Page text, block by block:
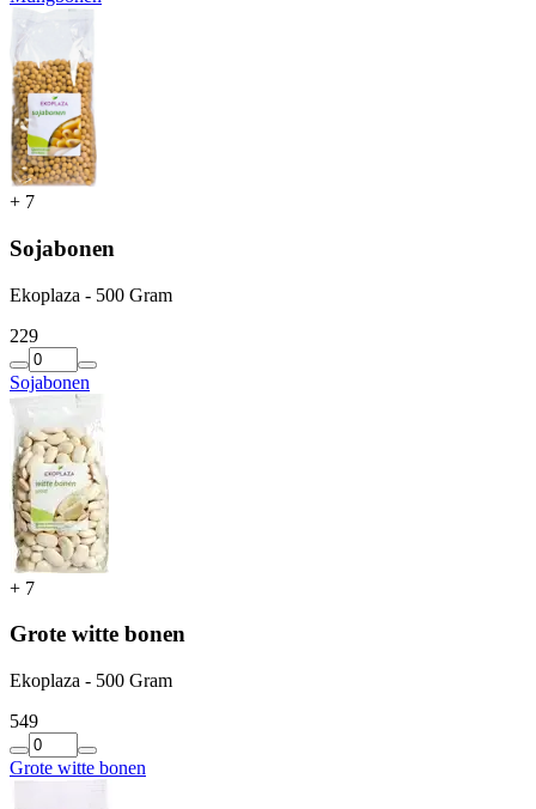
+ 7
Sojabonen
Ekoplaza - 500 Gram
229
Sojabonen
+ 7
Grote witte bonen
Ekoplaza - 500 Gram
549
Grote witte bonen